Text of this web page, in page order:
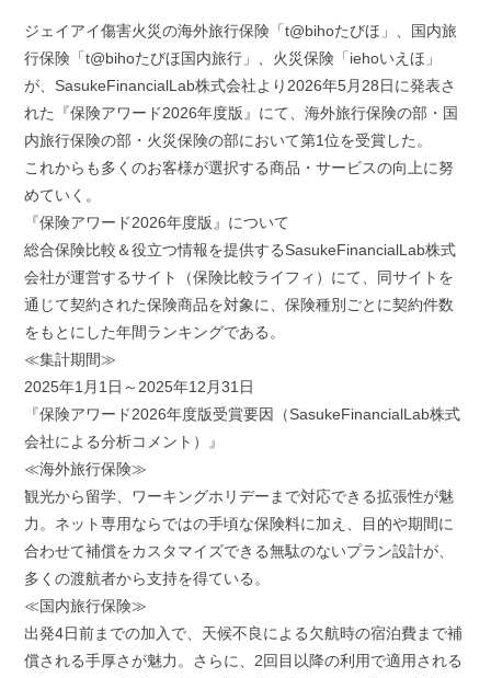
c
e
o
o
k
i
e
r
e
a
ジェイアイ傷害火災の海外旅行保険「t@bihoたびほ」、国内旅
行保険「t@bihoたびほ国内旅行」、火災保険「iehoいえほ」
が、SasukeFinancialLab株式会社より2026年5月28日に発表さ
れた『保険アワード2026年度版』にて、海外旅行保険の部・国
内旅行保険の部・火災保険の部において第1位を受賞した。
これからも多くのお客様が選択する商品・サービスの向上に努
めていく。
『保険アワード2026年度版』について
総合保険比較＆役立つ情報を提供するSasukeFinancialLab株式
会社が運営するサイト（保険比較ライフィ）にて、同サイトを
通じて契約された保険商品を対象に、保険種別ごとに契約件数
をもとにした年間ランキングである。
≪集計期間≫
2025年1月1日～2025年12月31日
『保険アワード2026年度版受賞要因（SasukeFinancialLab株式
会社による分析コメント）』
≪海外旅行保険≫
観光から留学、ワーキングホリデーまで対応できる拡張性が魅
力。ネット専用ならではの手頃な保険料に加え、目的や期間に
合わせて補償をカスタマイズできる無駄のないプラン設計が、
多くの渡航者から支持を得ている。
≪国内旅行保険≫
出発4日前までの加入で、天候不良による欠航時の宿泊費まで補
償される手厚さが魅力。さらに、2回目以降の利用で適用される